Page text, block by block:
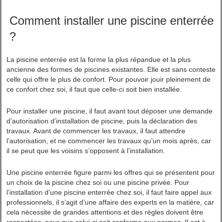
Comment installer une piscine enterrée
?
La piscine enterrée est la forme la plus répandue et la plus
ancienne des formes de piscines existantes. Elle est sans conteste
celle qui offre le plus de confort. Pour pouvoir jouir pleinement de
ce confort chez soi, il faut que celle-ci soit bien installée.
Pour installer une piscine, il faut avant tout déposer une demande
d’autorisation d’installation de piscine, puis la déclaration des
travaux. Avant de commencer les travaux, il faut attendre
l’autorisation, et ne commencer les travaux qu’un mois après, car
il se peut que les voisins s’opposent à l’installation.
Une piscine enterrée figure parmi les offres qui se présentent pour
un choix de la piscine chez soi ou une piscine privée. Pour
l’installation d’une piscine enterrée chez soi, il faut faire appel aux
professionnels, il s’agit d’une affaire des experts en la matière, car
cela nécessite de grandes attentions et des règles doivent être